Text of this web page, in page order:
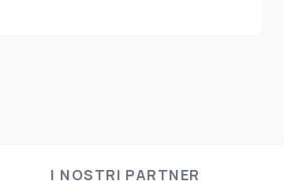
I NOSTRI PARTNER